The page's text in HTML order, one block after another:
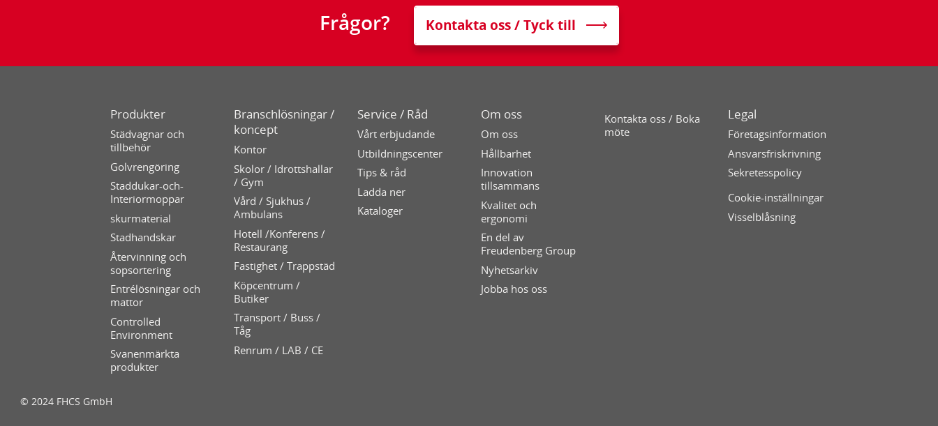
Frågor? Kontakta oss / Tyck till
Produkter
Städvagnar och
tillbehör
Golvrengöring
Staddukar-och-
Interiormoppar
skurmaterial
Stadhandskar
Återvinning och
sopsortering
Entrélösningar och
mattor
Controlled
Environment
Svanenmärkta
produkter
Branschlösningar /
koncept
Kontor
Skolor / Idrottshallar
/ Gym
Vård / Sjukhus /
Ambulans
Hotell /Konferens /
Restaurang
Fastighet / Trappstäd
Köpcentrum /
Butiker
Transport / Buss /
Tåg
Renrum / LAB / CE
Service / Råd
Vårt erbjudande
Utbildningscenter
Tips & råd
Ladda ner
Kataloger
Om oss
Om oss
Hållbarhet
Innovation
tillsammans
Kvalitet och
ergonomi
En del av
Freudenberg Group
Nyhetsarkiv
Jobba hos oss
Kontakta oss / Boka
möte
Legal
Företagsinformation
Ansvarsfriskrivning
Sekretesspolicy
Cookie-inställningar
Visselblåsning
© 2024 FHCS GmbH